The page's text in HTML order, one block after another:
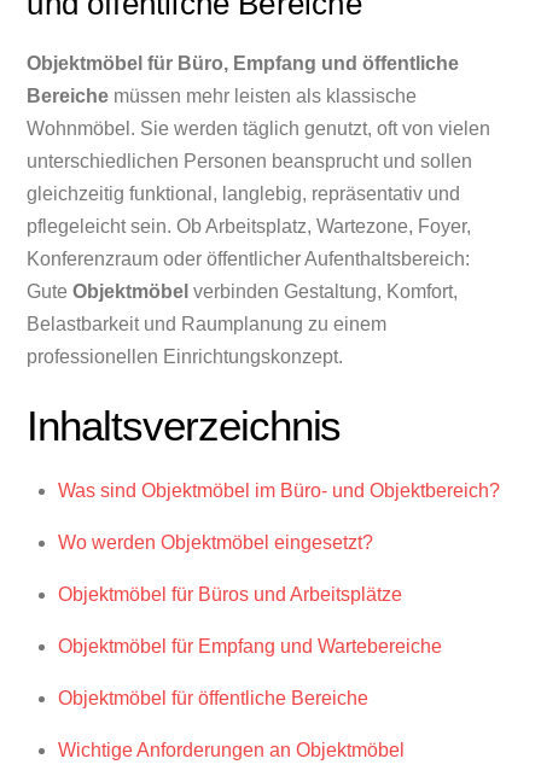
Objektmöbel für Büro, Empfang und öffentliche
Bereiche müssen mehr leisten als klassische
Wohnmöbel. Sie werden täglich genutzt, oft von vielen
unterschiedlichen Personen beansprucht und sollen
gleichzeitig funktional, langlebig, repräsentativ und
pflegeleicht sein. Ob Arbeitsplatz, Wartezone, Foyer,
Konferenzraum oder öffentlicher Aufenthaltsbereich:
GuteObjektmöbel verbinden Gestaltung, Komfort,
Belastbarkeit und Raumplanung zu einem
professionellen Einrichtungskonzept.
Inhaltsverzeichnis
Was sind Objektmöbel im Büro- und Objektbereich?
Wo werden Objektmöbel eingesetzt?
Objektmöbel für Büros und Arbeitsplätze
Objektmöbel für Empfang und Wartebereiche
Objektmöbel für öffentliche Bereiche
Wichtige Anforderungen an Objektmöbel